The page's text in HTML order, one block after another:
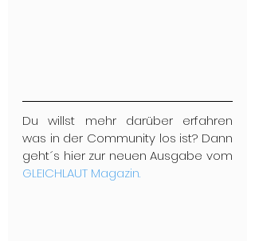
Du willst mehr darüber erfahren
was in der Community los ist? Dann
GLEICHLAUT Magazin.